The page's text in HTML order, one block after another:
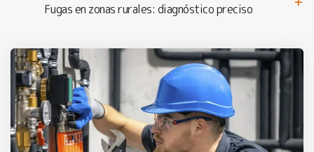
Fugas en zonas rurales: diagnóstico preciso